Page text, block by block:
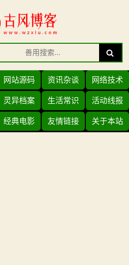
Search
for:
Search
网站源码 资讯杂谈 网络技术
灵异档案 生活常识 活动线报
经典电影 友情链接 关于本站